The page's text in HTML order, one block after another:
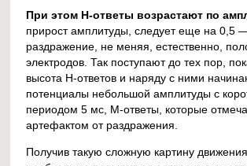
При этом Н-ответы возрастают по
прирост амплитуды, следует еще на 0,5
раздражение, не меняя, естественно,
электродов. Так поступают до тех пор,
высота Н-ответов и наряду с ними
потенциалы небольшой амплитуды с
периодом 5 мс, М-ответы, которые
артефактом от раздражения.
Получив такую сложную картину движения